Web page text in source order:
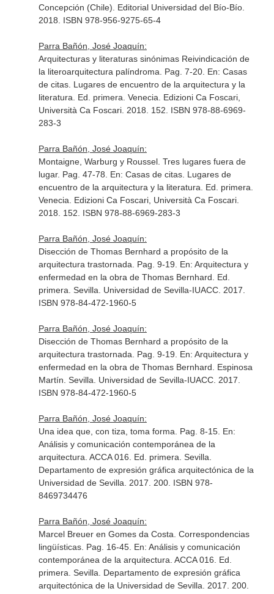
Concepción (Chile). Editorial Universidad del Bío-Bío.
2018. ISBN 978-956-9275-65-4
Parra Bañón, José Joaquín:
Arquitecturas y literaturas sinónimas Reivindicación de
la literoarquitectura palíndroma. Pag. 7-20. En: Casas
de citas. Lugares de encuentro de la arquitectura y la
literatura . Ed. primera. Venecia. Edizioni Ca Foscari,
Università Ca Foscari. 2018. 152. ISBN 978-88-6969-
283-3
Parra Bañón, José Joaquín:
Montaigne, Warburg y Roussel. Tres lugares fuera de
lugar. Pag. 47-78. En: Casas de citas. Lugares de
encuentro de la arquitectura y la literatura . Ed. primera.
Venecia. Edizioni Ca Foscari, Università Ca Foscari.
2018. 152. ISBN 978-88-6969-283-3
Parra Bañón, José Joaquín:
Disección de Thomas Bernhard a propósito de la
arquitectura trastornada. Pag. 9-19. En: Arquitectura y
enfermedad en la obra de Thomas Bernhard . Ed.
primera. Sevilla. Universidad de Sevilla-IUACC. 2017.
ISBN 978-84-472-1960-5
Parra Bañón, José Joaquín:
Disección de Thomas Bernhard a propósito de la
arquitectura trastornada. Pag. 9-19. En: Arquitectura y
enfermedad en la obra de Thomas Bernhard. Espinosa
Martín . Sevilla. Universidad de Sevilla-IUACC. 2017.
ISBN 978-84-472-1960-5
Parra Bañón, José Joaquín:
Una idea que, con tiza, toma forma. Pag. 8-15. En:
Análisis y comunicación contemporánea de la
arquitectura. ACCA 016 . Ed. primera. Sevilla.
Departamento de expresión gráfica arquitectónica de la
Universidad de Sevilla. 2017. 200. ISBN 978-
8469734476
Parra Bañón, José Joaquín:
Marcel Breuer en Gomes da Costa. Correspondencias
lingüísticas. Pag. 16-45. En: Análisis y comunicación
contemporánea de la arquitectura. ACCA 016 . Ed.
primera. Sevilla. Departamento de expresión gráfica
arquitectónica de la Universidad de Sevilla. 2017. 200.